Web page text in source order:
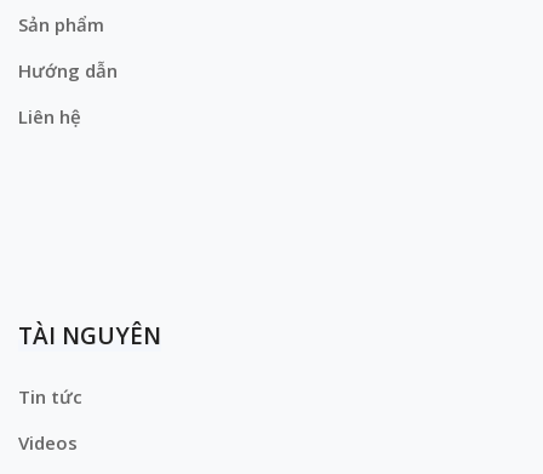
Sản phẩm
Hướng dẫn
Liên hệ
TÀI NGUYÊN
Tin tức
Videos